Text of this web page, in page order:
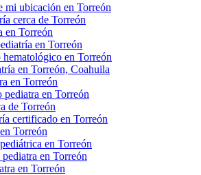
mi ubicación en Torreón
cerca de Torreón
en Torreón
en Torreón
hematológico en Torreón
en Torreón, Coahuila
en Torreón
en Torreón
de Torreón
certificado en Torreón
Torreón
en Torreón
en Torreón
en Torreón